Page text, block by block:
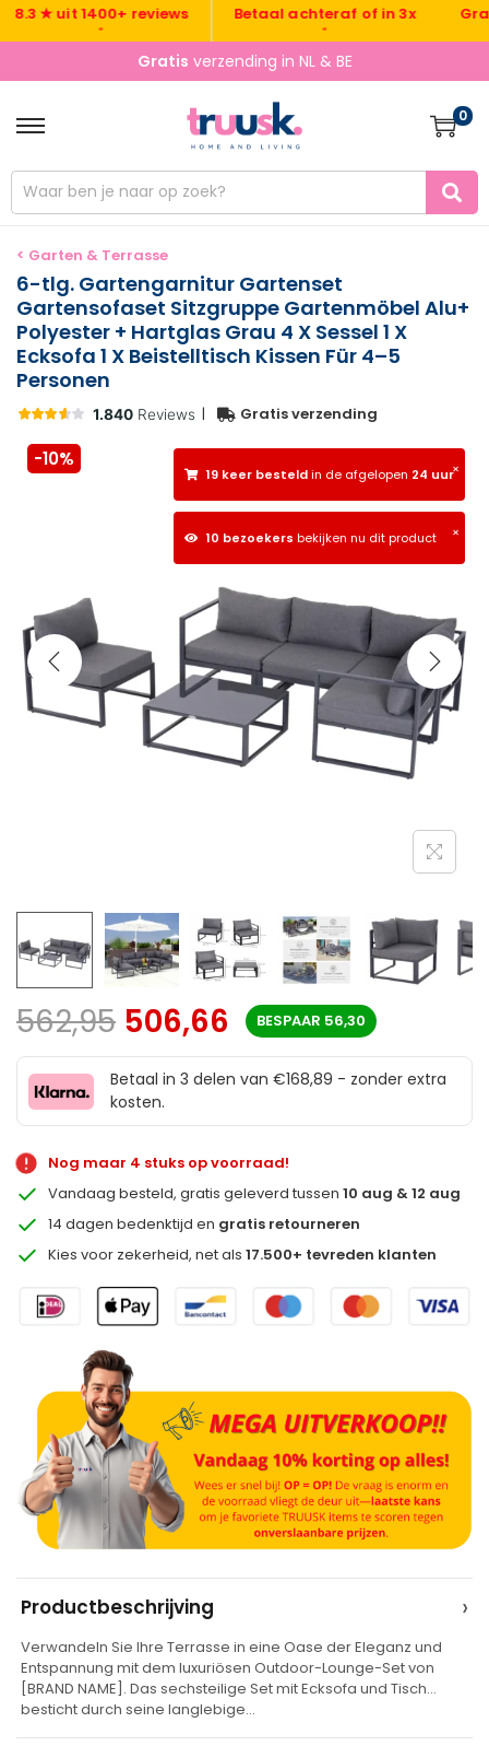
★ uit 1400+ reviews Betaal achteraf of in 3x Gratis
Gratis verzending in NL & BE
0
< Garten & Terrasse
6-tlg. Gartengarnitur Gartenset
Gartensofaset Sitzgruppe Gartenmöbel Alu+
Polyester + Hartglas Grau 4 X Sessel 1 X
Ecksofa 1 X Beistelltisch Kissen Für 4–5
Personen
| Gratis verzending
×
19 keer besteldin de afgelopen 24 uur
×
10 bezoekers bekijken nu dit product
-10%
562,95 506,66 BESPAAR 56,30
Betaal in 3 delen van €168,89 - zonder extra
kosten.
Nog maar 4 stuks op voorraad!
Vandaag besteld, gratis geleverd tussen10 aug & 12 aug
14 dagen bedenktijd en gratis retourneren
Kies voor zekerheid, net als17.500+ tevreden klanten
e
r
Productbeschrijving ›
Verwandeln Sie Ihre Terrasse in eine Oase der Eleganz und
Entspannung mit dem luxuriösen Outdoor-Lounge-Set von
[BRAND NAME]. Das sechsteilige Set mit Ecksofa und Tisch
besticht durch seine langlebige…